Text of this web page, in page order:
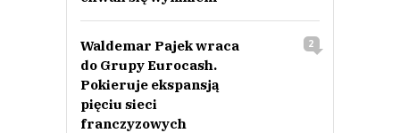
Waldemar Pajek wraca
do Grupy Eurocash.
Pokieruje ekspansją
pięciu sieci
franczyzowych
2